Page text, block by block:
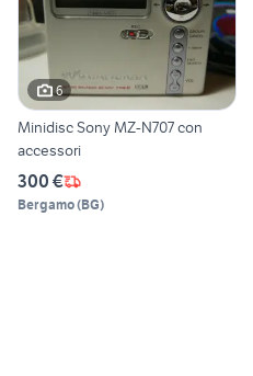
6
Minidisc Sony MZ-N707 con
accessori
300 €
Bergamo(BG)